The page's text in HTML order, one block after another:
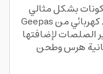
بشكل مثالي
مع بعضها البعض بحصولك على خلاط كهربائي من Geepas
الصلصات لإضافتها
هرس وطحن